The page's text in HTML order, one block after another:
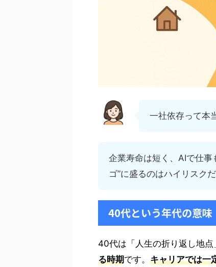
一社依存って本
企業寿命は短く、AIで仕
ゴ”に盛るのはハイリスクだ
40代という年代の意味
40代は「人生の折り返し地点
る時期です。 キャリアでは一